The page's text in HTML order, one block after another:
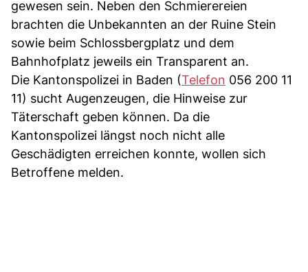
gewesen sein. Neben den Schmierereien
brachten die Unbekannten an der Ruine Stein
sowie beim Schlossbergplatz und dem
Bahnhofplatz jeweils ein Transparent an.
Die Kantonspolizei in Baden (Telefon 056 200 11
11) sucht Augenzeugen, die Hinweise zur
Täterschaft geben können. Da die
Kantonspolizei längst noch nicht alle
Geschädigten erreichen konnte, wollen sich
Betroffene melden.